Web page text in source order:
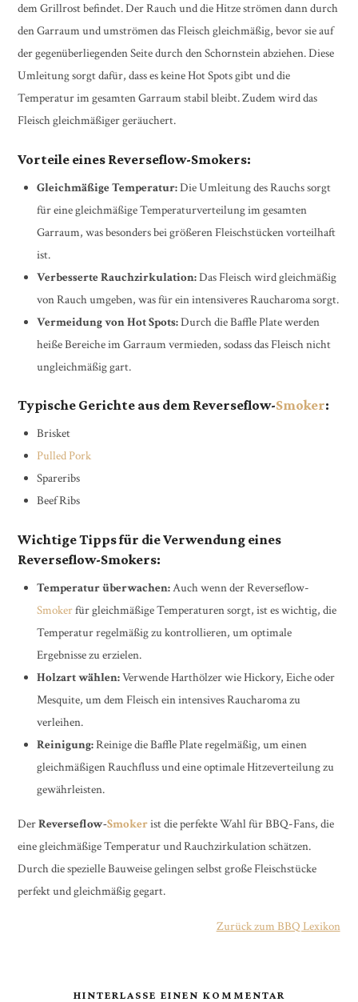
dem Grillrost befindet. Der Rauch und die Hitze strömen dann durch
den Garraum und umströmen das Fleisch gleichmäßig, bevor sie auf
der gegenüberliegenden Seite durch den Schornstein abziehen. Diese
Umleitung sorgt dafür, dass es keine Hot Spots gibt und die
Temperatur im gesamten Garraum stabil bleibt. Zudem wird das
Fleisch gleichmäßiger geräuchert.
Vorteile eines Reverseflow-Smokers:
Gleichmäßige Temperatur:Die Umleitung des Rauchs sorgt
für eine gleichmäßige Temperaturverteilung im gesamten
Garraum, was besonders bei größeren Fleischstücken vorteilhaft
ist.
Verbesserte Rauchzirkulation:Das Fleisch wird gleichmäßig
von Rauch umgeben, was für ein intensiveres Raucharoma sorgt.
Vermeidung von Hot Spots:Durch die Baffle Plate werden
heiße Bereiche im Garraum vermieden, sodass das Fleisch nicht
ungleichmäßig gart.
Typische Gerichte aus dem Reverseflow-Smoker:
Brisket
Pulled Pork
Spareribs
Beef Ribs
Wichtige Tipps für die Verwendung eines
Reverseflow-Smokers:
Temperatur überwachen:Auch wenn der Reverseflow-
Smokerfür gleichmäßige Temperaturen sorgt, ist es wichtig, die
Temperatur regelmäßig zu kontrollieren, um optimale
Ergebnisse zu erzielen.
Holzart wählen:Verwende Harthölzer wie Hickory, Eiche oder
Mesquite, um dem Fleisch ein intensives Raucharoma zu
verleihen.
Reinigung:Reinige die Baffle Plate regelmäßig, um einen
gleichmäßigen Rauchfluss und eine optimale Hitzeverteilung zu
gewährleisten.
DerReverseflow-Smokerist die perfekte Wahl für BBQ-Fans, die
eine gleichmäßige Temperatur und Rauchzirkulation schätzen.
Durch die spezielle Bauweise gelingen selbst große Fleischstücke
perfekt und gleichmäßig gegart.
Zurück zum BBQ Lexikon
HINTERLASSE EINEN KOMMENTAR